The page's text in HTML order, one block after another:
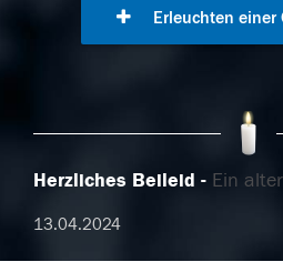
Erleuchten einer
Herzliches Beileid Ein
13.04.2024